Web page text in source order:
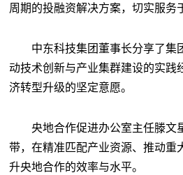
周期的投融资解决方案，切实服务
中东科技集团董事长分享了集
动技术创新与产业集群建设的实践
济转型升级的坚定意愿。
央地合作促进办公室主任滕文
带，在精准匹配产业资源、推动重
升央地合作的效率与水平。